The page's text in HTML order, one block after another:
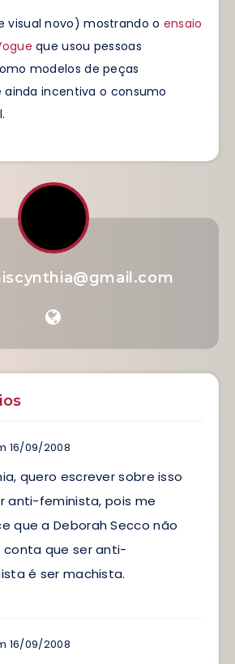
visual novo) mostrando o ensaio
que usou pessoas
modelos de peças
ainda incentiva o consumo
16/09/2008
quero escrever sobre isso
anti-feminista, pois me
que a Deborah Secco não
conta que ser anti-
é ser machista.
16/09/2008